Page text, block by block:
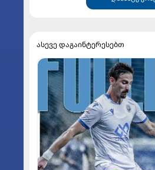
ასევე დაგაინტერესებთ